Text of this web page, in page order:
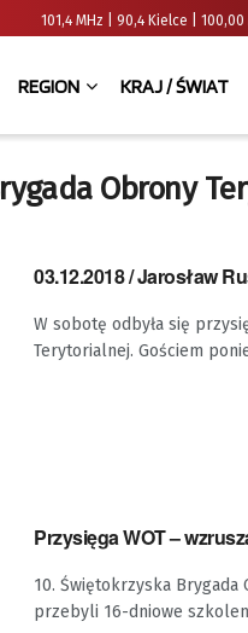
101,4 MHz | 90,4 Kielce |
REGION KRAJ / ŚWIAT
Obrony
03.12.2018 / Jarosław
W sobotę odbyła się
Terytorialnej. Gościem
Przysięga WOT –
10. Świętokrzyska Brygada
przebyli 16-dniowe